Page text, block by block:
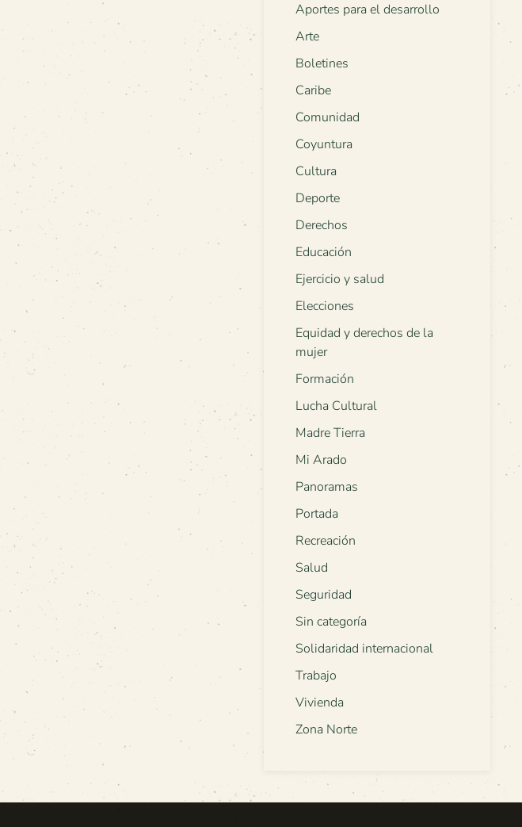
Aportes para el desarrollo
Arte
Boletines
Caribe
Comunidad
Coyuntura
Cultura
Deporte
Derechos
Educación
Ejercicio y salud
Elecciones
Equidad y derechos de la
mujer
Formación
Lucha Cultural
Madre Tierra
Mi Arado
Panoramas
Portada
Recreación
Salud
Seguridad
Sin categoría
Solidaridad internacional
Trabajo
Vivienda
Zona Norte